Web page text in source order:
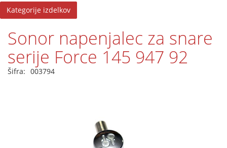
Kategorije izdelkov
Sonor napenjalec za snare
serije Force 145 947 92
Šifra: 003794